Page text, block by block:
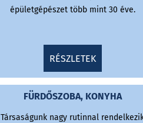
épületgépészet több mint 30 éve.
RÉSZLETEK
FÜRDŐSZOBA, KONYHA
Társaságunk nagy rutinnal